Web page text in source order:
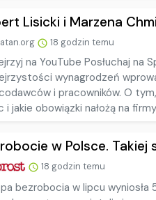
Lisicki i Marzena
18 godzin temu
na YouTube Posłuchaj
wynagrodzeń
i pracowników. O
i jakie obowiązki nałożą na
w Polsce. Takiej
18 godzin temu
bezrobocia w lipcu